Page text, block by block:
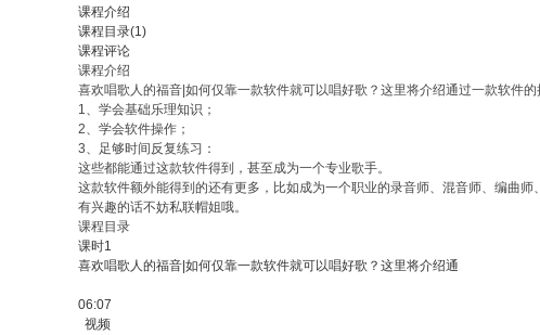
课程介绍
课程目录(1)
课程评论
课程介绍
喜欢唱歌人的福音|如何仅靠一款软件就可以唱好歌？这里将介绍通过一款软件
1、学会基础乐理知识；
2、学会软件操作；
3、足够时间反复练习：
这些都能通过这款软件得到，甚至成为一个专业歌手。
这款软件额外能得到的还有更多，比如成为一个职业的录音师、混音师、编曲师
有兴趣的话不妨私联帽姐哦。
课程目录
课时1
喜欢唱歌人的福音|如何仅靠一款软件就可以唱好歌？这里将介绍通
06:07
视频